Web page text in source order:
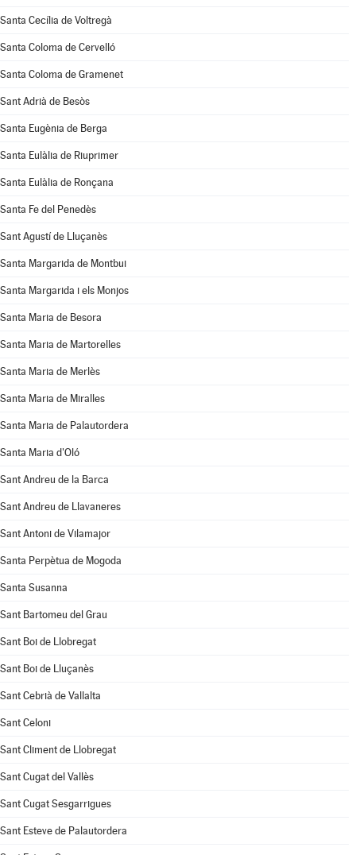
Santa Cecília de Voltregà
Santa Coloma de Cervelló
Santa Coloma de Gramenet
Sant Adrià de Besòs
Santa Eugènia de Berga
Santa Eulàlia de Riuprimer
Santa Eulàlia de Ronçana
Santa Fe del Penedès
Sant Agustí de Lluçanès
Santa Margarida de Montbui
Santa Margarida i els Monjos
Santa Maria de Besora
Santa Maria de Martorelles
Santa Maria de Merlès
Santa Maria de Miralles
Santa Maria de Palautordera
Santa Maria d'Oló
Sant Andreu de la Barca
Sant Andreu de Llavaneres
Sant Antoni de Vilamajor
Santa Perpètua de Mogoda
Santa Susanna
Sant Bartomeu del Grau
Sant Boi de Llobregat
Sant Boi de Lluçanès
Sant Cebrià de Vallalta
Sant Celoni
Sant Climent de Llobregat
Sant Cugat del Vallès
Sant Cugat Sesgarrigues
Sant Esteve de Palautordera